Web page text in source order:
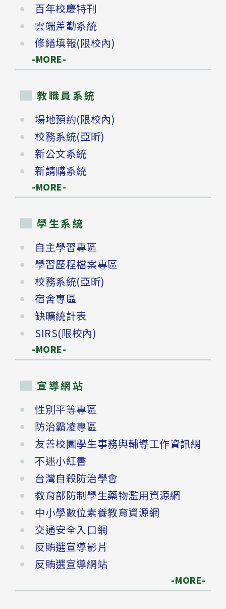
百年校慶特刊
雲端差勤系統
修繕填報(限校內)
-MORE-
教職員系統
場地預約(限校內)
校務系統(亞昕)
新公文系統
新請購系統
-MORE-
學生系統
自主學習專區
學習歷程檔案專區
校務系統(亞昕)
宿舍專區
缺曠統計表
SIRS(限校內)
-MORE-
宣導網站
性別平等專區
防治霸凌專區
友善校園學生事務與輔導工作資訊網
不迷小紅書
台灣自殺防治學會
教育部防制學生藥物濫用資源網
中小學數位素養教育資源網
交通安全入口網
反賄選宣導影片
反賄選宣導網站
-MORE-